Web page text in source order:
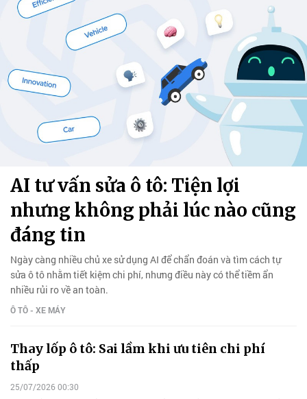
AI tư vấn sửa ô tô: Tiện lợi
nhưng không phải lúc nào cũng
đáng tin
Ngày càng nhiều chủ xe sử dụng AI để chẩn đoán và tìm cách tự
sửa ô tô nhằm tiết kiệm chi phí, nhưng điều này có thể tiềm ẩn
nhiều rủi ro về an toàn.
Ô TÔ - XE MÁY
Thay lốp ô tô: Sai lầm khi ưu tiên chi phí
thấp
25/07/2026 00:30